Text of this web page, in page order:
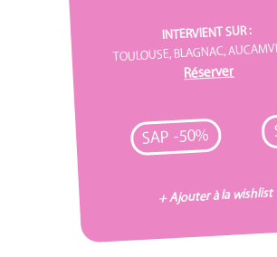
INTERVIENT SUR :
TOULOUSE, BLAGNAC,
Réserver
SAP -50%
+ Ajouter à la wishlist